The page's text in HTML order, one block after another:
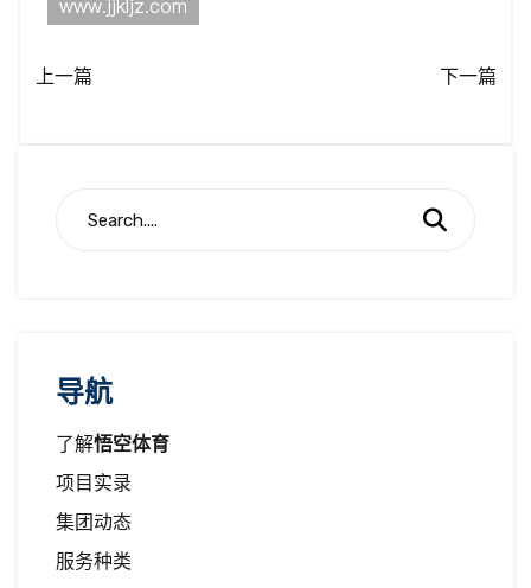
上一篇 下一篇
导航
了解悟空体育
项目实录
集团动态
服务种类